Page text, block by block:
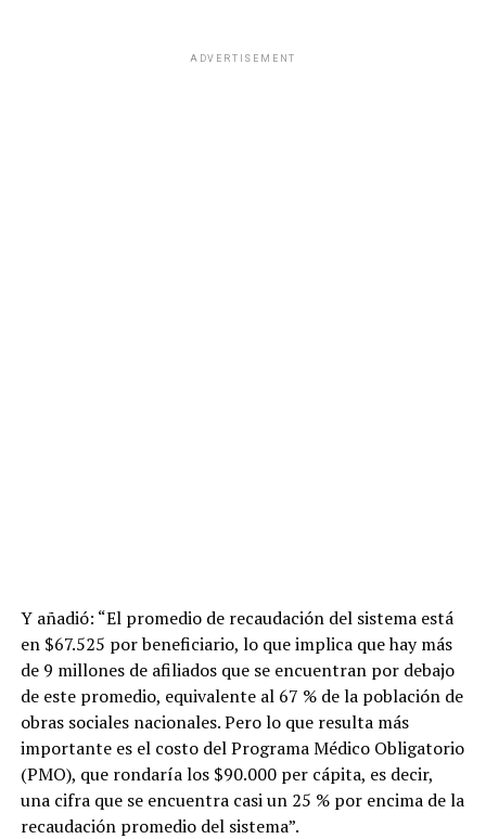
ADVERTISEMENT
Y añadió: “El promedio de recaudación del sistema está
en $67.525 por beneficiario, lo que implica que hay más
de 9 millones de afiliados que se encuentran por debajo
de este promedio, equivalente al 67 % de la población de
obras sociales nacionales. Pero lo que resulta más
importante es el costo del Programa Médico Obligatorio
(PMO), que rondaría los $90.000 per cápita, es decir,
una cifra que se encuentra casi un 25 % por encima de la
recaudación promedio del sistema”.